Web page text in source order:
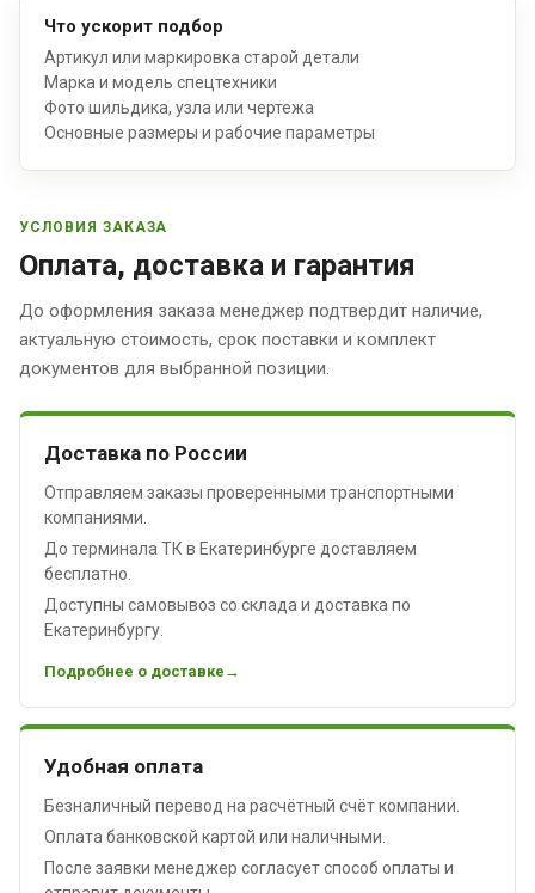
Что ускорит подбор
Артикул или маркировка старой детали
Марка и модель спецтехники
Фото шильдика, узла или чертежа
Основные размеры и рабочие параметры
УСЛОВИЯ ЗАКАЗА
Оплата, доставка и гарантия
До оформления заказа менеджер подтвердит наличие,
актуальную стоимость, срок поставки и комплект
документов для выбранной позиции.
Доставка по России
Отправляем заказы проверенными транспортными
компаниями.
До терминала ТК в Екатеринбурге доставляем
бесплатно.
Доступны самовывоз со склада и доставка по
Екатеринбургу.
Подробнее о доставке
Удобная оплата
Безналичный перевод на расчётный счёт компании.
Оплата банковской картой или наличными.
После заявки менеджер согласует способ оплаты и